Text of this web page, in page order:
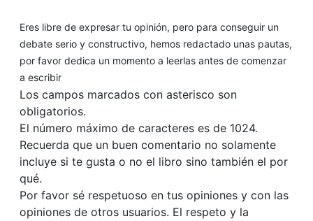
Eres libre de expresar tu opinión, pero para conseguir un
debate serio y constructivo, hemos redactado unas pautas,
por favor dedica un momento a leerlas antes de comenzar
a escribir
Los campos marcados con asterisco son
obligatorios.
El número máximo de caracteres es de 1024.
Recuerda que un buen comentario no solamente
incluye si te gusta o no el libro sino también el por
qué.
Por favor sé respetuoso en tus opiniones y con las
opiniones de otros usuarios. El respeto y la